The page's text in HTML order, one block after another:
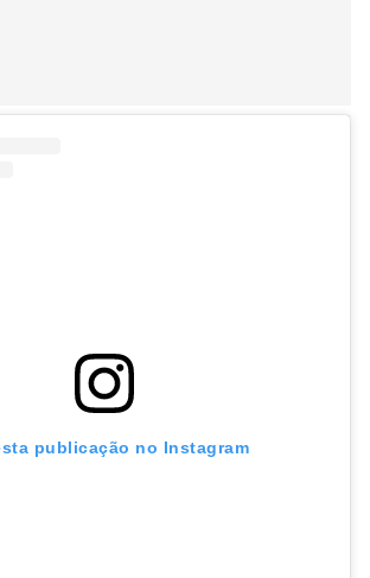
publicação no Instagram